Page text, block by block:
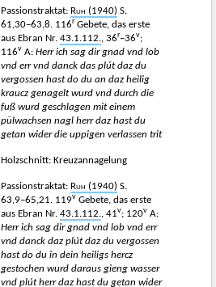
Passionstraktat: Ruh (1940) S.
61,30−63,8. 116r Gebete, das erste
aus Ebran Nr. 43.1.112., 36r−36v;
116v A: Herr ich sag dir gnad vnd lob
vnd err vnd danck das plút daz du
vergossen hast do du an daz heilig
kraucz genagelt wurd vnd durch die
fuß wurd geschlagen mit einem
pülwachsen nagl herr daz hast du
getan wider die uppigen verlassen trit
Holzschnitt: Kreuzannagelung
Passionstraktat: Ruh (1940) S.
63,9−65,21. 119v Gebete, das erste
aus Ebran Nr. 43.1.112., 41v; 120v A:
Herr ich sag dir gnad vnd lob vnd err
vnd danck daz plút daz du vergossen
hast do du in dein heiligs hercz
gestochen wurd daraus gieng wasser
vnd plút herr daz hast du getan wider